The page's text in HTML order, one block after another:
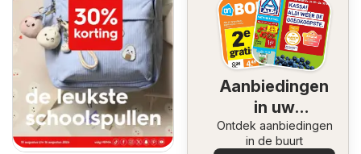
Aanbiedingen
in uw
omgeving
Ontdek aanbiedingen
in de buurt